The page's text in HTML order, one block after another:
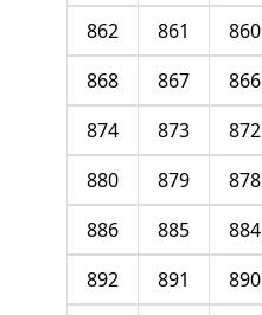
860
861
862
866
867
868
872
873
874
878
879
880
884
885
886
890
891
892